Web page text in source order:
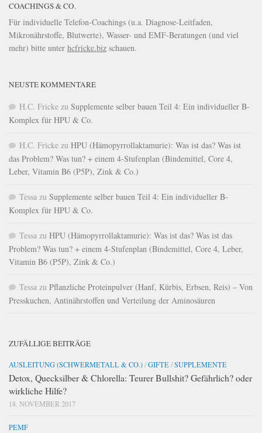
COACHINGS & CO.
Für individuelle Telefon-Coachings (u.a. Diagnose-Leitfaden,
Mikronährstoffe, Blutwerte), Wasser- und EMF-Beratungen (und viel
mehr) bitte unter hcfricke.biz schauen.
NEUSTE KOMMENTARE
H.C. Fricke zu Supplemente selber bauen Teil 4: Ein individueller B-
Komplex für HPU & Co.
H.C. Fricke zu HPU (Hämopyrrollaktamurie): Was ist das? Was ist
das Problem? Was tun? + einem 4-Stufenplan (Bindemittel, Core 4,
Leber, Vitamin B6 (P5P), Zink & Co.)
Tessa zu Supplemente selber bauen Teil 4: Ein individueller B-
Komplex für HPU & Co.
Tessa zu HPU (Hämopyrrollaktamurie): Was ist das? Was ist das
Problem? Was tun? + einem 4-Stufenplan (Bindemittel, Core 4, Leber,
Vitamin B6 (P5P), Zink & Co.)
Tessa zu Pflanzliche Proteinpulver (Hanf, Kürbis, Erbsen, Reis) – Von
Presskuchen, Antinährstoffen und Verteilung der Aminosäuren
ZUFÄLLIGE BEITRÄGE
AUSLEITUNG (SCHWERMETALL & CO.)/GIFTE/SUPPLEMENTE
Detox, Quecksilber & Chlorella: Teurer Bullshit? Gefährlich? oder
wirkliche Hilfe?
18. NOVEMBER 2017
PEMF